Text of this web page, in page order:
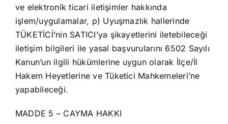
ve elektronik ticari iletişimler hakkında
işlem/uygulamalar, p) Uyuşmazlık hallerinde
TÜKETİCİ’nin SATICI’ya şikayetlerini iletebileceği
iletişim bilgileri ile yasal başvurularını 6502 Sayılı
Kanun’un ilgili hükümlerine uygun olarak İlçe/İl
Hakem Heyetlerine ve Tüketici Mahkemeleri’ne
yapabileceği.
MADDE 5 – CAYMA HAKKI